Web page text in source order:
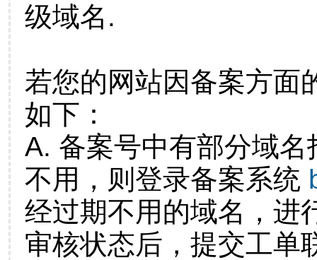
级域名.
若您的网站因备案方面
如下：
A. 备案号中有部分域
不用，则登录备案系统
经过期不用的域名，进
审核状态后，提交工单